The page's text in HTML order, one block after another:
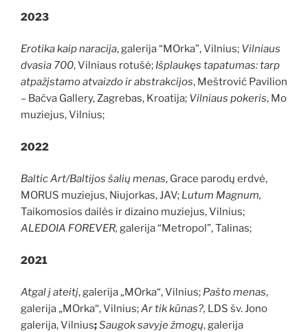
2023
Erotika kaip naracija, galerija “MOrka”, Vilnius; Vilniaus
dvasia 700, Vilniaus rotušė; Išplaukęs tapatumas: tarp
atpažįstamo atvaizdo ir abstrakcijos, Meštrović Pavilion
– Bačva Gallery, Zagrebas, Kroatija; Vilniaus pokeris, Mo
muziejus, Vilnius;
2022
Baltic Art/Baltijos šalių menas, Grace parodų erdvė,
MORUS muziejus, Niujorkas, JAV; Lutum Magnum,
Taikomosios dailės ir dizaino muziejus, Vilnius;
ALEDOIA FOREVER, galerija “Metropol”, Talinas;
2021
Atgal į ateitį, galerija „MOrka“, Vilnius; Pašto menas,
galerija „MOrka“, Vilnius;Ar tik kūnas?, LDS šv. Jono
galerija, Vilnius;Saugok savyje žmogų, galerija